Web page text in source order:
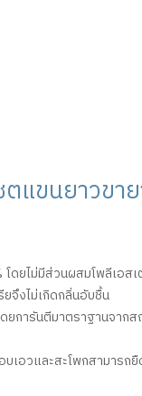
แขนยาวขา
ดยไม่มีส่วนผสมโพลีเอส
จึงไม่เกิดกลิ่นอับชื้น
ยการันตีมาตราฐานจาก
อวและสะโพกสามารถ